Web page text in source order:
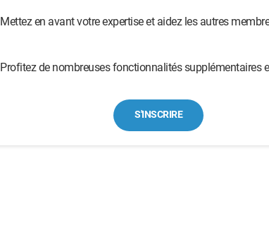
Mettez en avant votre expertise et aidez les autres
Profitez de nombreuses fonctionnalités supplémentaires
S'INSCRIRE